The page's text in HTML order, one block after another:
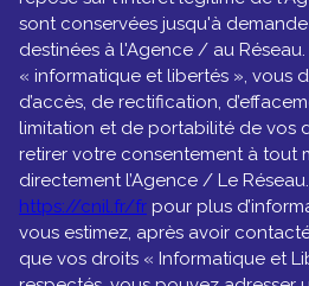
sont conservées jusqu'à
destinées à l'Agence / au
« informatique et libertés », vous
d’accès, de rectification,
limitation et de portabilité de vos
retirer votre consentement à
directement l’Agence / Le
https://cnil.fr/frpour plus
vous estimez, après avoir
que vos droits « Informatique et
respectés, vous pouvez adresser